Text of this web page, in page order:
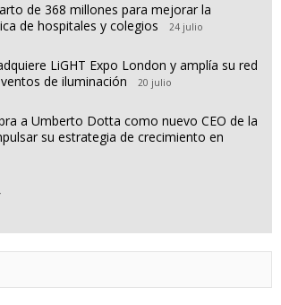
de 368 millones para mejorar la
de hospitales y colegios
24 julio
LiGHT Expo London y amplía su red
de iluminación
20 julio
a Umberto Dotta como nuevo CEO de la
su estrategia de crecimiento en